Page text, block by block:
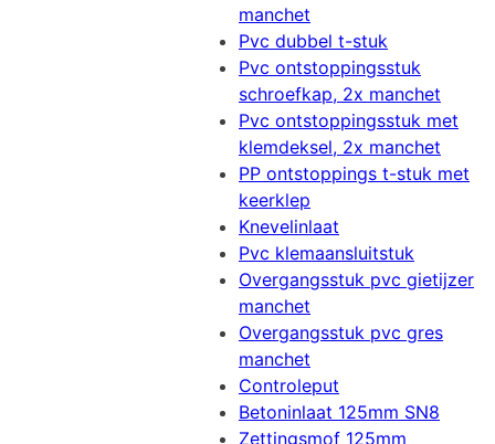
manchet
Pvc dubbel t-stuk
Pvc ontstoppingsstuk
schroefkap, 2x manchet
Pvc ontstoppingsstuk met
klemdeksel, 2x manchet
PP ontstoppings t-stuk met
keerklep
Knevelinlaat
Pvc klemaansluitstuk
Overgangsstuk pvc gietijzer
manchet
Overgangsstuk pvc gres
manchet
Controleput
Betoninlaat 125mm SN8
Zettingsmof 125mm